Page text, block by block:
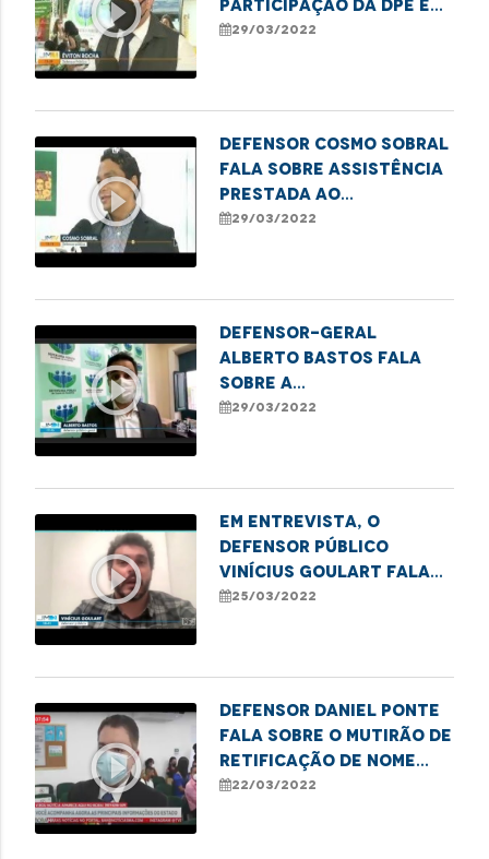
play_circle_outline
participação da DPE em
ação social realizada
29/03/2022
play_circle_outline
Defensor Cosmo Sobral
fala sobre assistência
prestada ao
adolescente que
29/03/2022
play_circle_outline
Defensor-geral
Alberto Bastos fala
sobre a
obrigatoriedade da
Defensoria
29/03/2022
play_circle_outline
Em entrevista, o
defensor público
Vinícius Goulart fala
sobre a atuação da DPE
por falta de
25/03/2022
play_circle_outline
Defensor Daniel Ponte
fala sobre o mutirão de
retificação de nome
social e gênero em
22/03/2022